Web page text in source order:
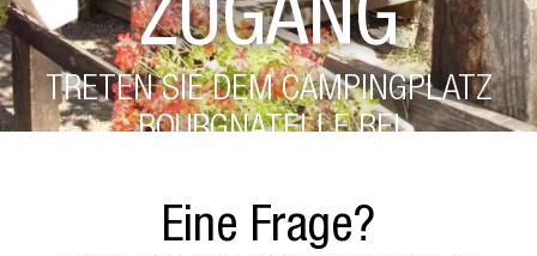
ZUGANG
TRETEN SIE DEM CAMPINGPLATZ
BOURGNATELLE BEI
Eine Frage?